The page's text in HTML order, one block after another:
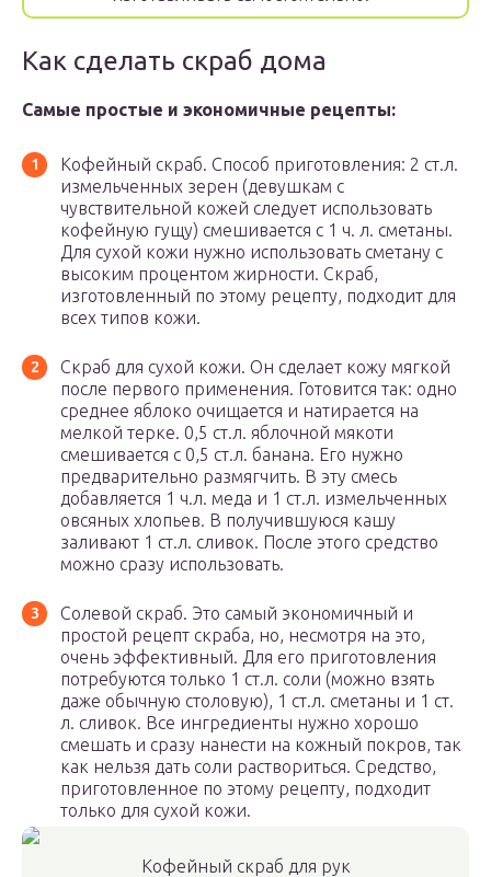
Как сделать скраб дома
Самые простые и экономичные рецепты:
Кофейный скраб. Способ приготовления: 2 ст.л.
измельченных зерен (девушкам с
чувствительной кожей следует использовать
кофейную гущу) смешивается с 1 ч. л. сметаны.
Для сухой кожи нужно использовать сметану с
высоким процентом жирности. Скраб,
изготовленный по этому рецепту, подходит для
всех типов кожи.
Скраб для сухой кожи. Он сделает кожу мягкой
после первого применения. Готовится так: одно
среднее яблоко очищается и натирается на
мелкой терке. 0,5 ст.л. яблочной мякоти
смешивается с 0,5 ст.л. банана. Его нужно
предварительно размягчить. В эту смесь
добавляется 1 ч.л. меда и 1 ст.л. измельченных
овсяных хлопьев. В получившуюся кашу
заливают 1 ст.л. сливок. После этого средство
можно сразу использовать.
Солевой скраб. Это самый экономичный и
простой рецепт скраба, но, несмотря на это,
очень эффективный. Для его приготовления
потребуются только 1 ст.л. соли (можно взять
даже обычную столовую), 1 ст.л. сметаны и 1 ст.
л. сливок. Все ингредиенты нужно хорошо
смешать и сразу нанести на кожный покров, так
как нельзя дать соли раствориться. Средство,
приготовленное по этому рецепту, подходит
только для сухой кожи.
Кофейный скраб для рук